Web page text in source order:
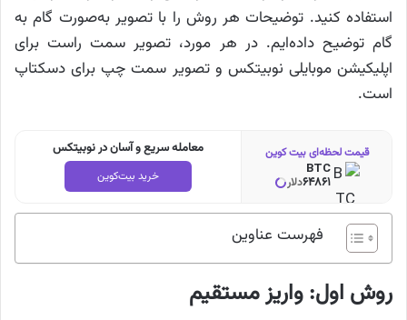
استفاده کنید. توضیحات هر روش را با تصویر به‌صورت گام به
گام توضیح داده‌ایم. در هر مورد، تصویر سمت راست برای
اپلیکیشن موبایلی نوبیتکس و تصویر سمت چپ برای دسکتاپ
است.
معامله سریع و آسان در نوبیتکس
خرید بیت‌کوین
قیمت لحظه‌ای بیت کوین
BTC
64861دلار
فهرست عناوین
روش اول: واریز مستقیم